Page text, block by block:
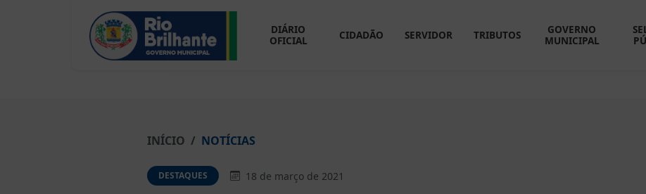
DIÁRIO
OFICIAL
CIDADÃO SERVIDOR TRIBUTOS
GOVERNO
MUNICIPAL
INÍCIO NOTÍCIAS
DESTAQUES 18 de março de 2021